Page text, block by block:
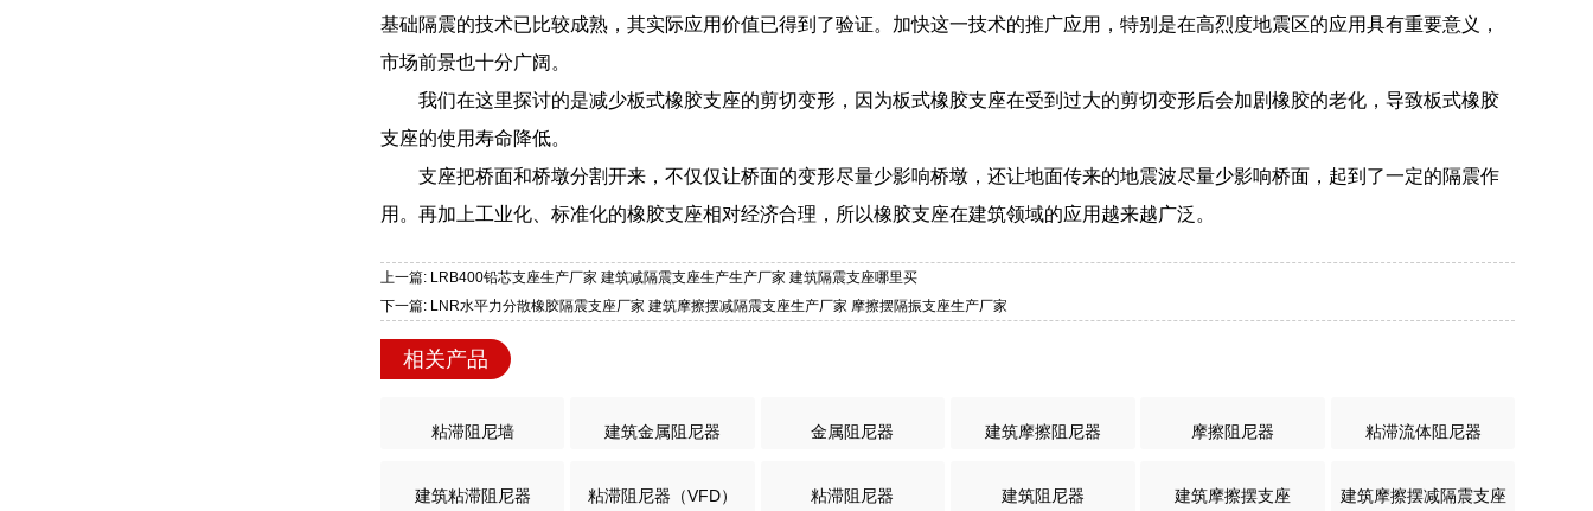
基础隔震的技术已比较成熟，其实际应用价值已得到了验证。加快这一技术的推广应用，特别是在高烈度地震区的应用具有重要意义，
市场前景也十分广阔。
我们在这里探讨的是减少板式橡胶支座的剪切变形，因为板式橡胶支座在受到过大的剪切变形后会加剧橡胶的老化，导致板式橡胶
支座的使用寿命降低。
支座把桥面和桥墩分割开来，不仅仅让桥面的变形尽量少影响桥墩，还让地面传来的地震波尽量少影响桥面，起到了一定的隔震作
用。再加上工业化、标准化的橡胶支座相对经济合理，所以橡胶支座在建筑领域的应用越来越广泛。
上一篇: LRB400铅芯支座生产厂家 建筑减隔震支座生产生产厂家 建筑隔震支座哪里买
下一篇: LNR水平力分散橡胶隔震支座厂家 建筑摩擦摆减隔震支座生产厂家 摩擦摆隔振支座生产厂家
相关产品
粘滞阻尼墙 建筑金属阻尼器 金属阻尼器 建筑摩擦阻尼器 摩擦阻尼器 粘滞流体阻尼器
建筑粘滞阻尼器 粘滞阻尼器（VFD） 粘滞阻尼器 建筑阻尼器 建筑摩擦摆支座 建筑摩擦摆减隔震支座